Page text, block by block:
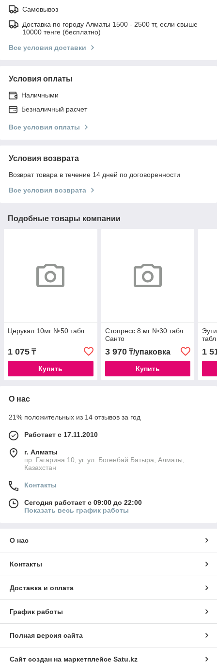
Самовывоз
Доставка по городу Алматы 1500 - 2500 тг, если свыше
10000 тенге (бесплатно)
Все условия доставки
Условия оплаты
Наличными
Безналичный расчет
Все условия оплаты
Условия возврата
Возврат товара в течение 14 дней по договоренности
Все условия возврата
Подобные товары компании
Церукал 10мг №50 табл
1 075 ₸
Купить
Стопресс 8 мг №30 табл
Санто
3 970₸/упаковка
Купить
табл
1
О нас
21% положительных из 14 отзывов за год
Работает с 17.11.2010
г. Алматы
пр. Гагарина 10, уг. ул. Богенбай Батыра, Алматы,
Казахстан
Контакты
Сегодня работает с 09:00 до 22:00
Показать весь график работы
О нас
Контакты
Доставка и оплата
График работы
Полная версия сайта
Сайт создан на маркетплейсе Satu.kz